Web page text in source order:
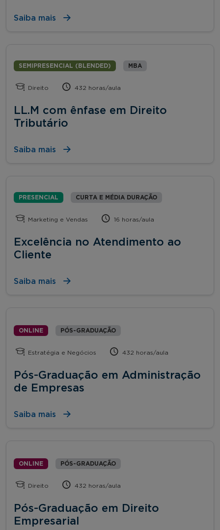
Saiba mais
SEMIPRESENCIAL (BLENDED) MBA
Direito 432 horas/aula
LL.M com ênfase em Direito
Tributário
Saiba mais
PRESENCIAL CURTA E MÉDIA DURAÇÃO
Marketing e Vendas 16 horas/aula
Excelência no Atendimento ao
Cliente
Saiba mais
ONLINE PÓS-GRADUAÇÃO
Estratégia e Negócios 432 horas/aula
Pós-Graduação em Administração
de Empresas
Saiba mais
ONLINE PÓS-GRADUAÇÃO
Direito 432 horas/aula
Pós-Graduação em Direito
Empresarial